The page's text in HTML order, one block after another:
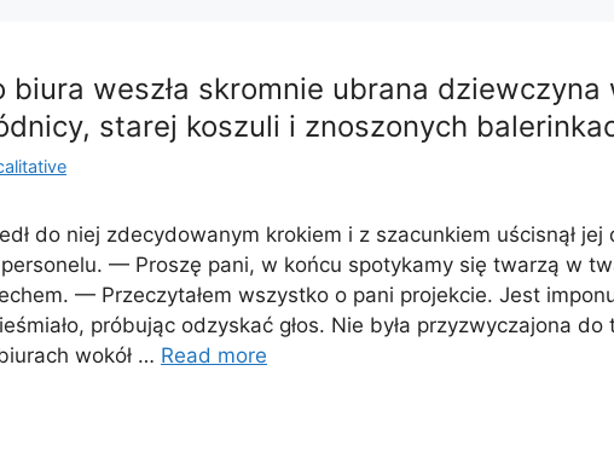
biura weszła skromnie ubrana dziewczyna
starej koszuli i znoszonych
do niej zdecydowanym krokiem i z szacunkiem uścisnął jej
personelu. — Proszę pani, w końcu spotykamy się twarzą w
— Przeczytałem wszystko o pani projekcie. Jest
próbując odzyskać głos. Nie była przyzwyczajona do
wokół … Read more